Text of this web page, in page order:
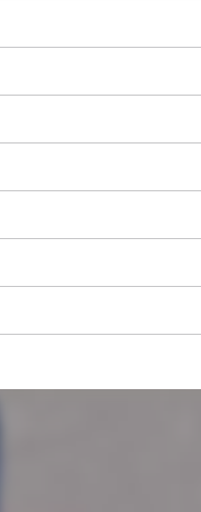
This content
visitor. The